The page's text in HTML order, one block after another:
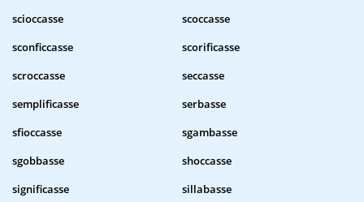
scioccasse
scoccasse
sconficcasse
scorificasse
scroccasse
seccasse
semplificasse
serbasse
sfioccasse
sgambasse
sgobbasse
shoccasse
significasse
sillabasse